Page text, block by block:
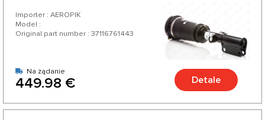
Importer : AEROPIK
Model :
Original part number : 37116761443
Na żądanie
449.98 € Detale